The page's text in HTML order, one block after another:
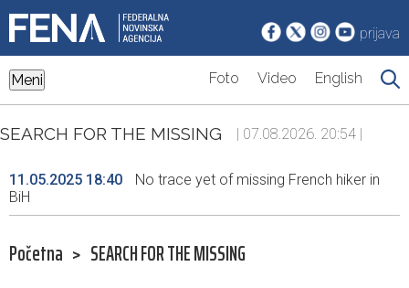
prijava
Meni Foto Video English
SEARCH FOR THE MISSING | 07.08.2026. 20:54 |
11.05.2025 18:40
No trace yet of missing French hiker in
BiH
Početna > SEARCH FOR THE MISSING